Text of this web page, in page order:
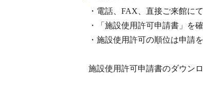
・電話、FAX、直接ご来館に
・「施設使用許可申請書」を
・施設使用許可の順位は申請
施設使用許可申請書のダウン